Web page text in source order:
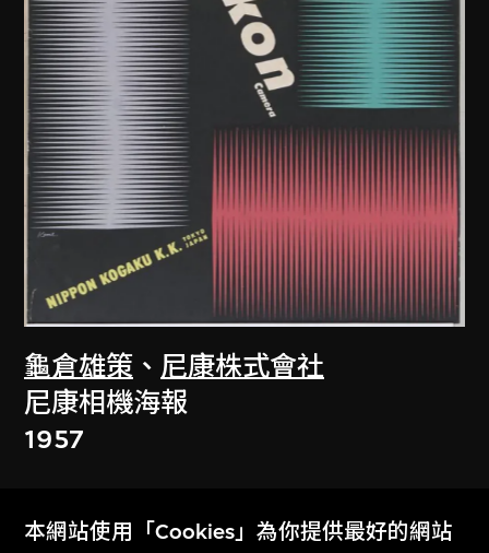
龜倉雄策 、 尼康株式會社
尼康相機海報
1957
本網站使用「Cookies」為你提供最好的網站